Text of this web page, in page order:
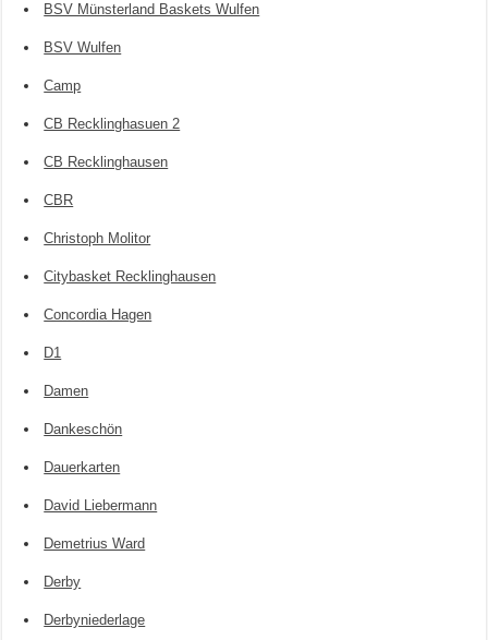
BSV Münsterland Baskets Wulfen
BSV Wulfen
Camp
CB Recklinghasuen 2
CB Recklinghausen
CBR
Christoph Molitor
Citybasket Recklinghausen
Concordia Hagen
D1
Damen
Dankeschön
Dauerkarten
David Liebermann
Demetrius Ward
Derby
Derbyniederlage